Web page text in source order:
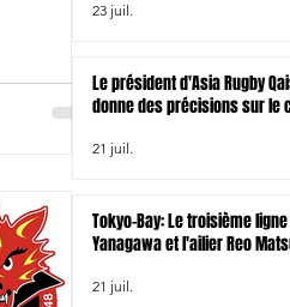
23 juil.
Le président d'Asia Rugby
donne des précisions sur le
venir
21 juil.
Tokyo-Bay: Le troisième
Yanagawa et l'ailier Reo
21 juil.